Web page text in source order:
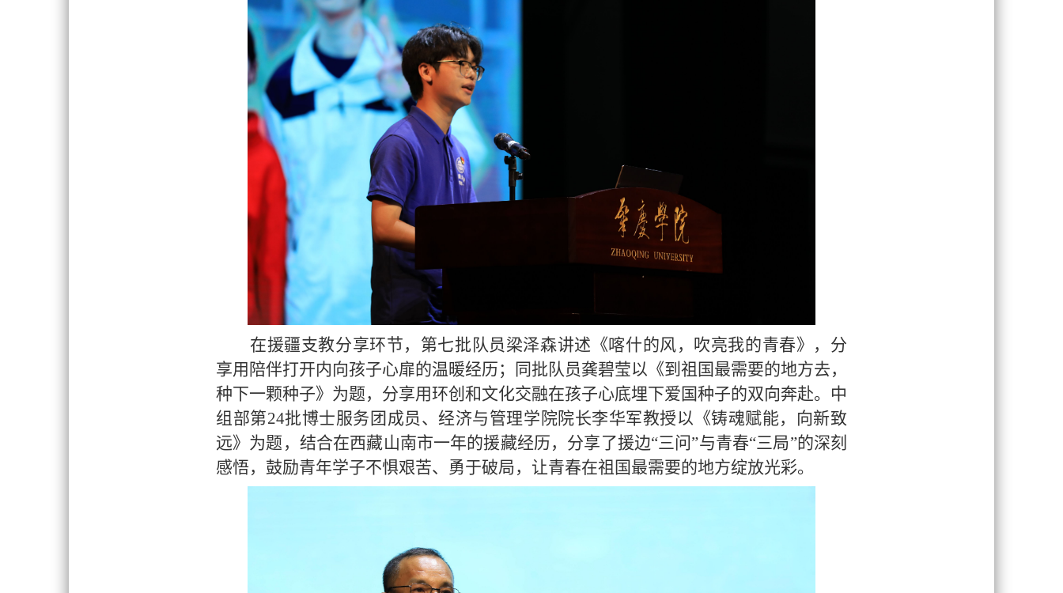
在援疆支教分享环节，第七批队员梁泽森讲述《喀什的风，吹亮我的青春》，分
享用陪伴打开内向孩子心扉的温暖经历；同批队员龚碧莹以《到祖国最需要的地方去，
种下一颗种子》为题，分享用环创和文化交融在孩子心底埋下爱国种子的双向奔赴。中
组部第24批博士服务团成员、经济与管理学院院长李华军教授以《铸魂赋能，向新致
远》为题，结合在西藏山南市一年的援藏经历，分享了援边“三问”与青春“三局”的深刻
感悟，鼓励青年学子不惧艰苦、勇于破局，让青春在祖国最需要的地方绽放光彩。